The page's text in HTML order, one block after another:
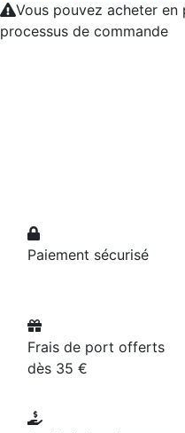
Vous pouvez acheter en
processus de commande
Paiement sécurisé
Frais de port offerts
dès 35 €